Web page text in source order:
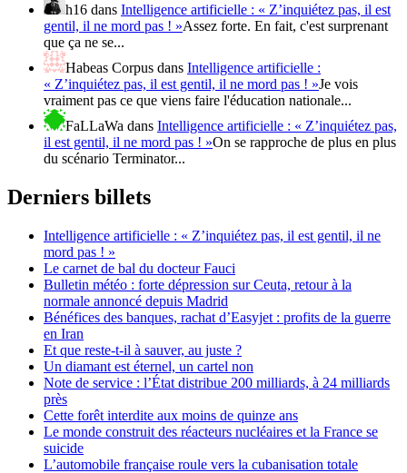
h16 dans Intelligence artificielle : « Z’inquiétez pas, il est
gentil, il ne mord pas ! »Assez forte. En fait, c'est surprenant
que ça ne se...
Habeas Corpus dans Intelligence artificielle :
« Z’inquiétez pas, il est gentil, il ne mord pas ! »Je vois
vraiment pas ce que viens faire l'éducation nationale...
FaLLaWa dans Intelligence artificielle : « Z’inquiétez pas,
il est gentil, il ne mord pas ! »On se rapproche de plus en plus
du scénario Terminator...
Derniers billets
Intelligence artificielle : « Z’inquiétez pas, il est gentil, il ne
mord pas ! »
Le carnet de bal du docteur Fauci
Bulletin météo : forte dépression sur Ceuta, retour à la
normale annoncé depuis Madrid
Bénéfices des banques, rachat d’Easyjet : profits de la guerre
en Iran
Et que reste-t-il à sauver, au juste ?
Un diamant est éternel, un cartel non
Note de service : l’État distribue 200 milliards, à 24 milliards
près
Cette forêt interdite aux moins de quinze ans
Le monde construit des réacteurs nucléaires et la France se
suicide
L’automobile française roule vers la cubanisation totale